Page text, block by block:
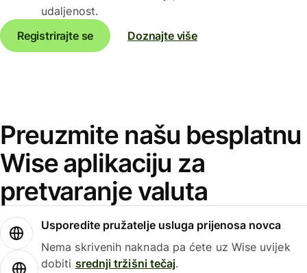
udaljenost.
Registrirajte se
Doznajte više
Preuzmite našu besplatnu
Wise aplikaciju za
pretvaranje valuta
Usporedite pružatelje usluga prijenosa novca
Nema skrivenih naknada pa ćete uz Wise uvijek
dobiti srednji tržišni tečaj.